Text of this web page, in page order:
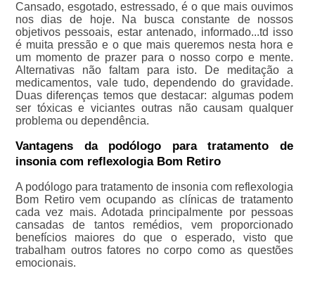
Cansado, esgotado, estressado, é o que mais ouvimos
nos dias de hoje. Na busca constante de nossos
objetivos pessoais, estar antenado, informado...td isso
é muita pressão e o que mais queremos nesta hora e
um momento de prazer para o nosso corpo e mente.
Alternativas não faltam para isto. De meditação a
medicamentos, vale tudo, dependendo do gravidade.
Duas diferenças temos que destacar: algumas podem
ser tóxicas e viciantes outras não causam qualquer
problema ou dependência.
Vantagens da podólogo para tratamento de
insonia com reflexologia Bom Retiro
A podólogo para tratamento de insonia com reflexologia
Bom Retiro vem ocupando as clínicas de tratamento
cada vez mais. Adotada principalmente por pessoas
cansadas de tantos remédios, vem proporcionado
benefícios maiores do que o esperado, visto que
trabalham outros fatores no corpo como as questões
emocionais.